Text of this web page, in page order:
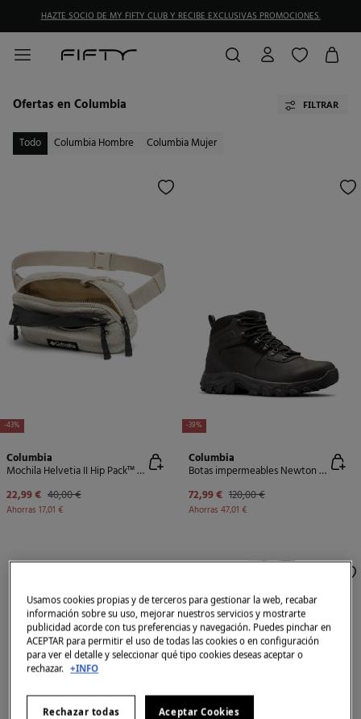
HAZTE SOCIO DE MY FIFTY CLUB Y RECIBE EXCLUSIVAS PROMOCIONES.
Ofertas en Columbia FILTRAR
Todo Columbia Hombre Columbia Mujer
-43%
Columbia
Mochila Helvetia II Hip Pack™ de Columbia
22,99 € 40,00 €
Ahorras 17,01 €
-39%
Columbia
Botas impermeables Newton Ridge Plus II de Columbia para hombre
72,99 € 120,00 €
Ahorras 47,01 €
Usamos cookies propias y de terceros para gestionar la web, recabar
información sobre su uso, mejorar nuestros servicios y mostrarte
publicidad acorde con tus preferencias y navegación. Puedes pinchar en
ACEPTAR para permitir el uso de todas las cookies o en configuración
para ver el detalle y seleccionar qué tipo cookies deseas aceptar o
rechazar. +INFO
Rechazar todas Aceptar Cookies